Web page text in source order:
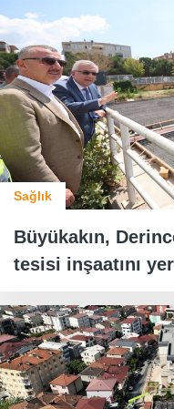
Sağlık
Büyükakın,
tesisi inşaatını